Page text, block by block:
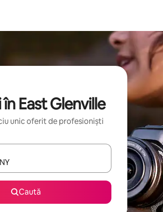
East Glenville
unic oferit de profesioniști
navighează folosind tastele săgeată în
Caută